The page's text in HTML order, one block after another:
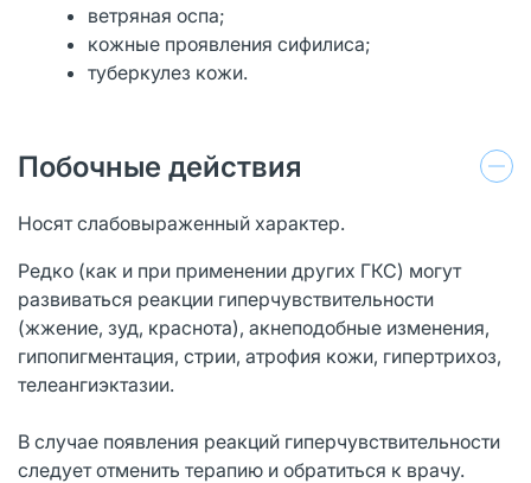
ветряная оспа;
кожные проявления сифилиса;
туберкулез кожи.
Побочные действия
Носят слабовыраженный характер.
Редко (как и при применении других ГКС) могут
развиваться реакции гиперчувствительности
(жжение, зуд, краснота), акнеподобные изменения,
гипопигментация, стрии, атрофия кожи, гипертрихоз,
телеангиэктазии.
В случае появления реакций гиперчувствительности
следует отменить терапию и обратиться к врачу.